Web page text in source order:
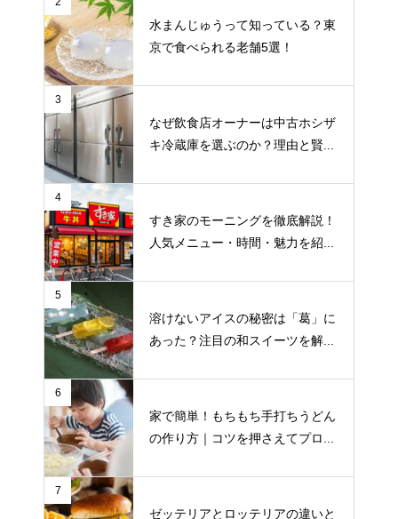
水まんじゅうって知っている？東
京で食べられる老舗5選！
3
なぜ飲食店オーナーは中古ホシザ
キ冷蔵庫を選ぶのか？理由と賢...
4
すき家のモーニングを徹底解説！
人気メニュー・時間・魅力を紹...
5
溶けないアイスの秘密は「葛」に
あった？注目の和スイーツを解...
6
家で簡単！もちもち手打ちうどん
の作り方｜コツを押さえてプロ...
7
ゼッテリアとロッテリアの違いと